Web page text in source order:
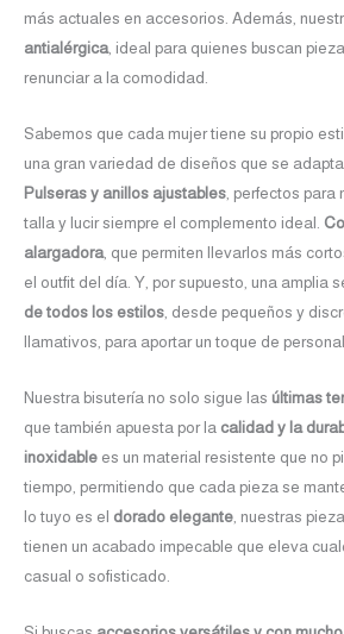
más actuales en accesorios. Además,
antialérgica, ideal para quienes buscan
renunciar a la comodidad.
Sabemos que cada mujer tiene su propio
una gran variedad de diseños que se
Pulseras y anillos ajustables, perfectos para
talla y lucir siempre el complemento ideal.
alargadora, que permiten llevarlos más
el outfit del día. Y, por supuesto, una amplia
de todos los estilos, desde pequeños y
llamativos, para aportar un toque de
Nuestra bisutería no solo sigue las últimas
que también apuesta por la calidad y la
inoxidable es un material resistente que no
tiempo, permitiendo que cada pieza se
lo tuyo es el dorado elegante, nuestras
tienen un acabado impecable que eleva
casual o sofisticado.